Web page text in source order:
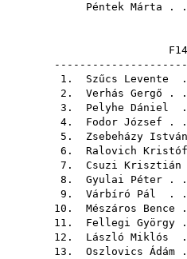
Péntek Márta .
1. Szűcs Levente .
2. Verhás Gergő .
3. Pelyhe Dániel .
4. Fodor József .
5. Zsebeházy István
6. Ralovich Kristóf
7. Csuzi Krisztián
8. Gyulai Péter .
9. Várbíró Pál .
10. Mészáros Bence
11. Fellegi György
12. László Miklós .
13. Oszlovics Ádám